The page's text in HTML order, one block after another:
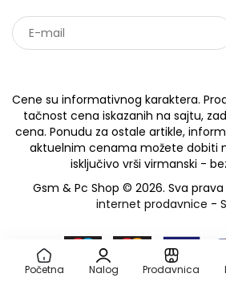
Početna Nalog Prodavnica
Cene su informativnog karaktera.
tačnost cena iskazanih na sajtu,
cena. Ponudu za ostale artikle,
aktuelnim cenama možete dobiti
isključivo vrši virmanski -
Gsm & Pc Shop © 2026. Sva
internet prodavnice -